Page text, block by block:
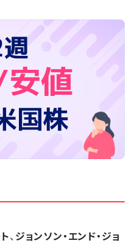
、ジョンソン・エンド・ジョ